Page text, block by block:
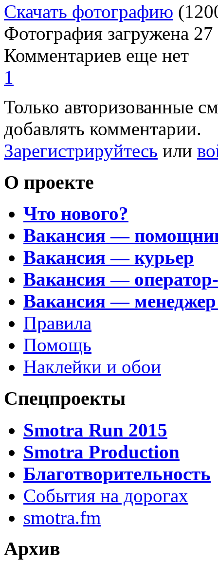
Скачать фотографию
Фотография загружена
Комментариев еще нет
1
Только авторизованные
добавлять комментарии.
Зарегистрируйтесь или
О проекте
Что нового?
Вакансия —
Вакансия — курьер
Вакансия —
Вакансия —
Правила
Помощь
Наклейки и обои
Спецпроекты
Smotra Run 2015
Smotra Production
Благотворительность
События на дорогах
smotra.fm
Архив